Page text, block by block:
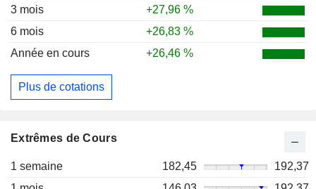
3 mois
+27,96 %
6 mois
+26,83 %
Année en cours
+26,46 %
Plus de cotations
Extrêmes de Cours
1 semaine 182,45
192,37